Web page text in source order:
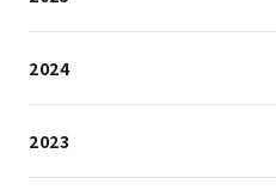
2024
2023